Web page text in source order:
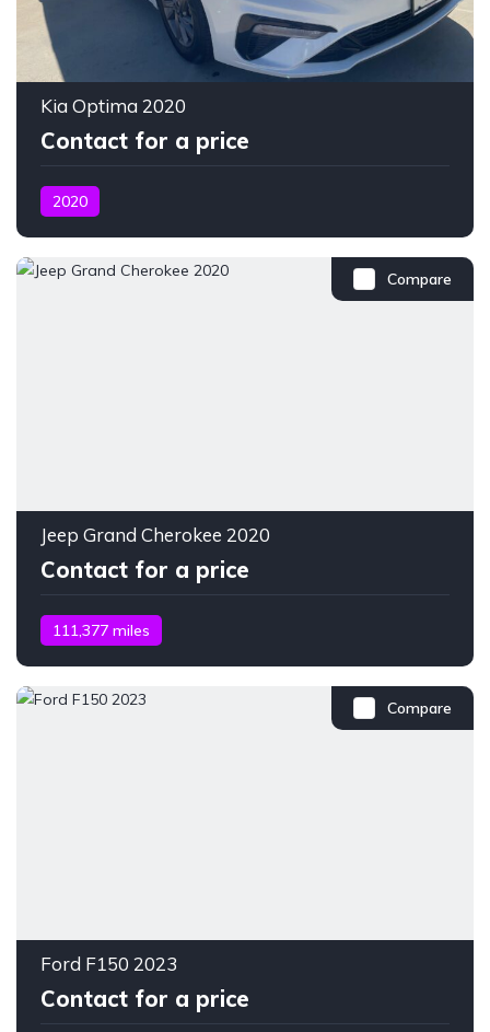
Kia Optima 2020
Contact for a price
2020
Compare
Jeep Grand Cherokee 2020
Contact for a price
111,377 miles
Compare
Ford F150 2023
Contact for a price